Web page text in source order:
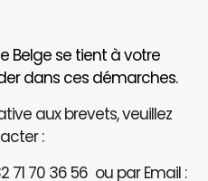
Belge se tient à votre
dans ces démarches.
aux brevets, veuillez
:
71 70 36 56 ou par Email :